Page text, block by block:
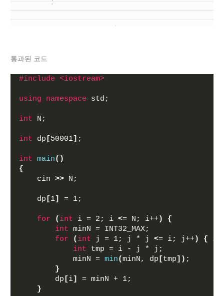
통과된 코드
#include <iostream>
using namespace std;
int N;
int dp [50001] ;
int main()
{
    cin
>> N;
    dp
[1] = 1;
for ( int i = 2; i <= N; i++)
{
int minN = INT32_MAX;
for
( int j = 1; j * j <= i; j++) {
//
int tmp = i - j * j;
            minN =
min(minN, dp [tmp]) ;
}
        dp
[i]
= minN + 1;
}